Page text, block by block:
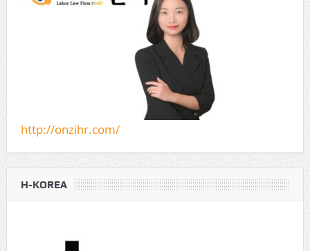
http://onzihr.com/
H-KOREA